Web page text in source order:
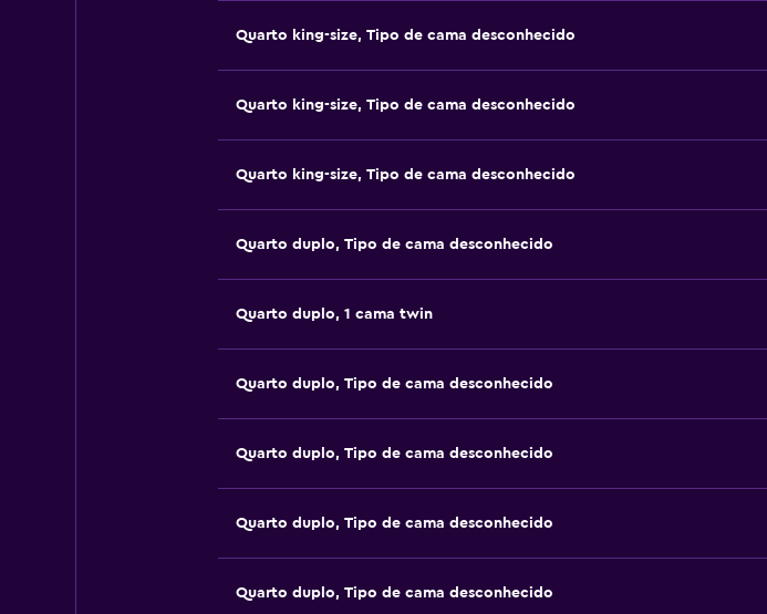
Quarto king-size, Tipo de cama desconhecido
Quarto king-size, Tipo de cama desconhecido
Quarto king-size, Tipo de cama desconhecido
Quarto duplo, Tipo de cama desconhecido
Quarto duplo, 1 cama twin
Quarto duplo, Tipo de cama desconhecido
Quarto duplo, Tipo de cama desconhecido
Quarto duplo, Tipo de cama desconhecido
Quarto duplo, Tipo de cama desconhecido